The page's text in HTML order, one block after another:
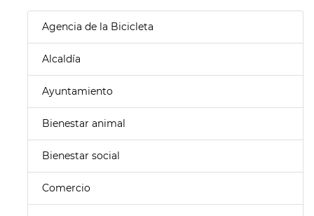
Agencia de la Bicicleta
Alcaldía
Ayuntamiento
Bienestar animal
Bienestar social
Comercio